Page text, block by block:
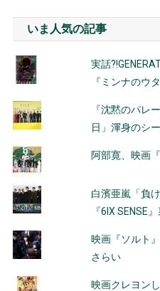
いま人気の記事
実話
『ミンナのウタ
『沈黙のパレ
日」渾身のシ
阿部寛、映画
白濱亜嵐「負
『6IX SENSE
映画『ソルト
さらい
映画クレヨン